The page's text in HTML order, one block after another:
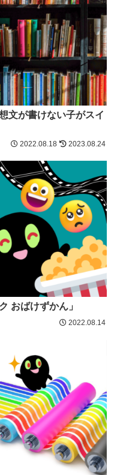
文が書けない子がスイ
2022.08.18 2023.08.24
おばけずかん」
2022.08.14